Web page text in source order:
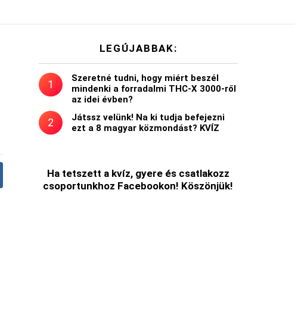
LEGÚJABBAK:
Szeretné tudni, hogy miért beszél
mindenki a forradalmi THC-X 3000-ről
az idei évben?
Játssz velünk! Na ki tudja befejezni
ezt a 8 magyar közmondást? KVÍZ
Ha tetszett a kvíz, gyere és csatlakozz
csoportunkhoz Facebookon! Köszönjük!